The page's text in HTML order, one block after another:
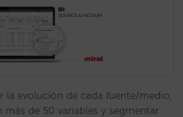
la evolución de cada fuente/medio,
de 50 variables y segmentar